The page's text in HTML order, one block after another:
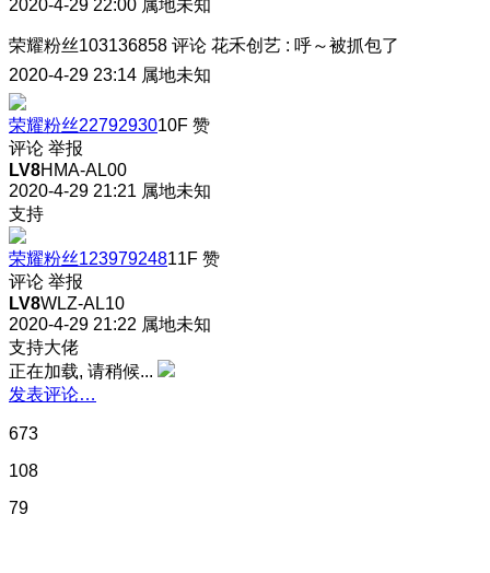
2020-4-29 22:00 属地未知
荣耀粉丝103136858 评论 花禾创艺 : 呼～被抓包了
2020-4-29 23:14 属地未知
荣耀粉丝2279293010F 赞
评论 举报
LV8HMA-AL00
2020-4-29 21:21 属地未知
支持
荣耀粉丝12397924811F 赞
评论 举报
LV8WLZ-AL10
2020-4-29 21:22 属地未知
支持大佬
正在加载, 请稍候...
发表评论…
673
108
79